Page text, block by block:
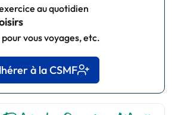
au quotidien
vous voyages, etc.
à la CSMF